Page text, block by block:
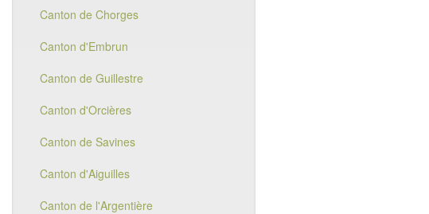
Canton de Chorges
Canton d'Embrun
Canton de Guillestre
Canton d'Orcières
Canton de Savines
Canton d'Aiguilles
Canton de l'Argentière